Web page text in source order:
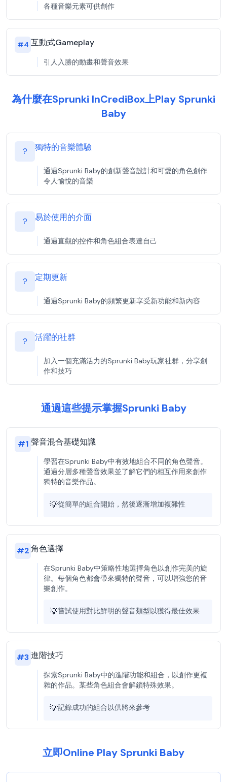
各種音樂元素可供創作
#4 互動式Gameplay
引人入勝的動畫和聲音效果
為什麼在Sprunki InCrediBox上Play Sprunki
Baby
? 獨特的音樂體驗
通過Sprunki Baby的創新聲音設計和可愛的角色創作
令人愉悅的音樂
? 易於使用的介面
通過直觀的控件和角色組合表達自己
? 定期更新
通過Sprunki Baby的頻繁更新享受新功能和新內容
? 活躍的社群
加入一個充滿活力的Sprunki Baby玩家社群，分享創
作和技巧
通過這些提示掌握Sprunki Baby
#1 聲音混合基礎知識
學習在Sprunki Baby中有效地組合不同的角色聲音。
通過分層多種聲音效果並了解它們的相互作用來創作
獨特的音樂作品。
💡從簡單的組合開始，然後逐漸增加複雜性
#2角色選擇
在Sprunki Baby中策略性地選擇角色以創作完美的旋
律。每個角色都會帶來獨特的聲音，可以增強您的音
樂創作。
💡嘗試使用對比鮮明的聲音類型以獲得最佳效果
#3進階技巧
探索Sprunki Baby中的進階功能和組合，以創作更複
雜的作品。某些角色組合會解鎖特殊效果。
💡記錄成功的組合以供將來參考
立即Online Play Sprunki Baby